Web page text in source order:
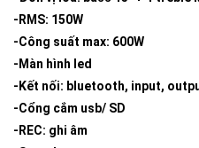
-RMS: 150W
-Công suất max: 600W
-Màn hình led
-Kết nối: bluetooth, input,
-Cổng cắm usb/ SD
-REC: ghi âm